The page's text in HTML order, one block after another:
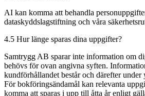
AI kan komma att behandla
dataskyddslagstiftning och våra
4.5 Hur länge sparas dina uppgifter?
Samtrygg AB sparar inte information om
behövs för ovan angivna syften.
kundförhållandet består och därefter under
För bokföringsändamål kan relevanta
komma att sparas i upp till åtta år enligt